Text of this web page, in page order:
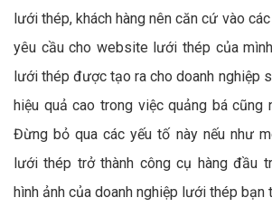
lưới thép, khách hàng nên căn cứ vào
yêu cầu cho website lưới thép của
lưới thép được tạo ra cho doanh nghiệp
hiệu quả cao trong việc quảng bá cũng
Đừng bỏ qua các yếu tố này nếu như
lưới thép trở thành công cụ hàng đầu
hình ảnh của doanh nghiệp lưới thép bạn